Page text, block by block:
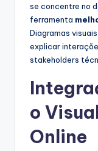
se concentre no
ferramenta
Diagramas
explicar
stakeholders
o
Online